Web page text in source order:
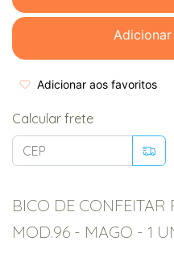
Adicionar aos favoritos
Calcular frete
BICO DE
MOD.96 - MAGO - 1